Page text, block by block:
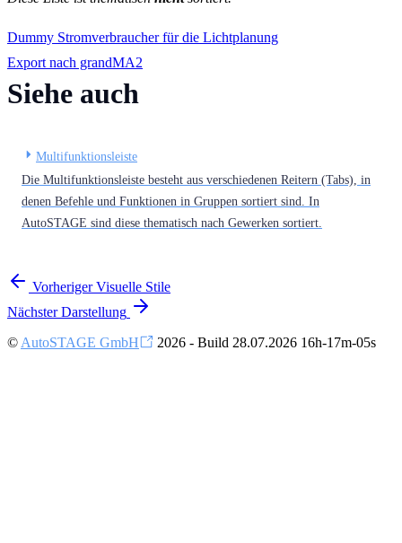
Dummy Stromverbraucher für die Lichtplanung
Export nach grandMA2
Siehe auch
Multifunktionsleiste
Die Multifunktionsleiste besteht aus verschiedenen Reitern (Tabs), in
denen Befehle und Funktionen in Gruppen sortiert sind. In
AutoSTAGE sind diese thematisch nach Gewerken sortiert.
Vorheriger Visuelle Stile
Nächster Darstellung
© AutoSTAGE GmbH 2026 - Build 28.07.2026 16h-17m-05s